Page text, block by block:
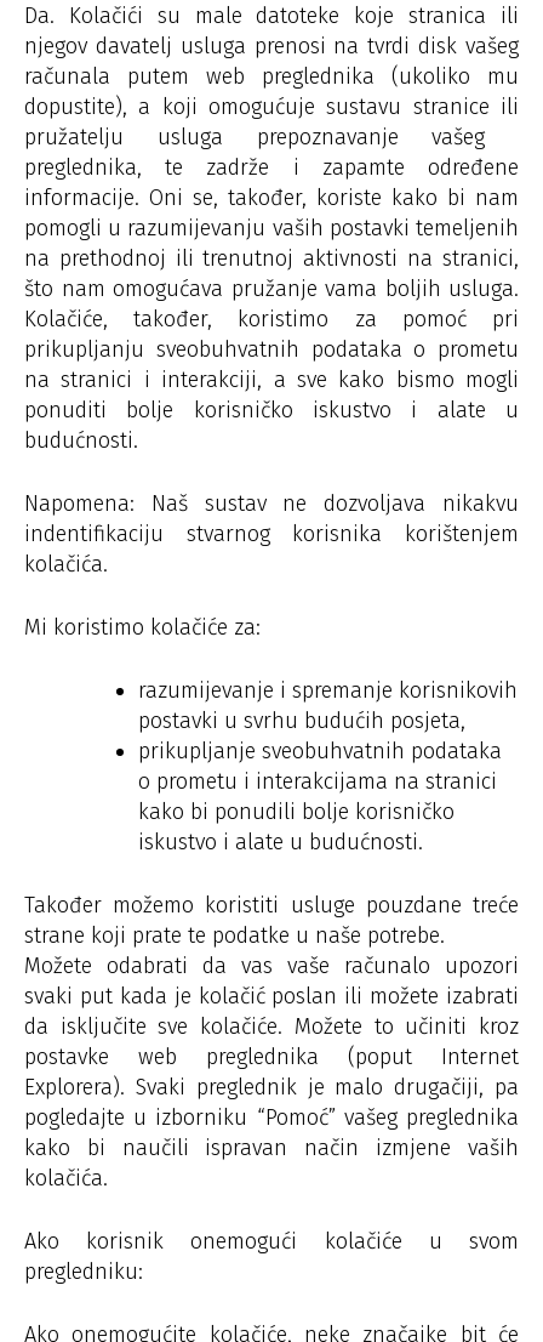
Da. Kolačići su male datoteke koje stranica ili
njegov davatelj usluga prenosi na tvrdi disk vašeg
računala putem web preglednika (ukoliko mu
dopustite), a koji omogućuje sustavu stranice ili
pružatelju usluga prepoznavanje vašeg ​​
preglednika, te zadrže i zapamte određene
informacije. Oni se, također, koriste kako bi nam
pomogli u razumijevanju vaših postavki temeljenih
na prethodnoj ili trenutnoj aktivnosti na stranici,
što nam omogućava pružanje vama boljih usluga.
Kolačiće, također, koristimo za pomoć pri
prikupljanju sveobuhvatnih podataka o prometu
na stranici i interakciji, a sve kako bismo mogli
ponuditi bolje korisničko iskustvo i alate u
budućnosti.
Napomena: Naš sustav ne dozvoljava nikakvu
indentifikaciju stvarnog korisnika korištenjem
kolačića.
Mi koristimo kolačiće za:
razumijevanje i spremanje korisnikovih
postavki u svrhu budućih posjeta,
prikupljanje sveobuhvatnih podataka
o prometu i interakcijama na stranici
kako bi ponudili bolje korisničko
iskustvo i alate u budućnosti.
Također možemo koristiti usluge pouzdane treće
strane koji prate te podatke u naše potrebe.
Možete odabrati da vas vaše računalo upozori
svaki put kada je kolačić poslan ili možete izabrati
da isključite sve kolačiće. Možete to učiniti kroz
postavke web preglednika (poput Internet
Explorera). Svaki preglednik je malo drugačiji, pa
pogledajte u izborniku “Pomoć” vašeg preglednika
kako bi naučili ispravan način izmjene vaših
kolačića.
Ako korisnik onemogući kolačiće u svom
pregledniku:
Ako onemogućite kolačiće, neke značajke bit će